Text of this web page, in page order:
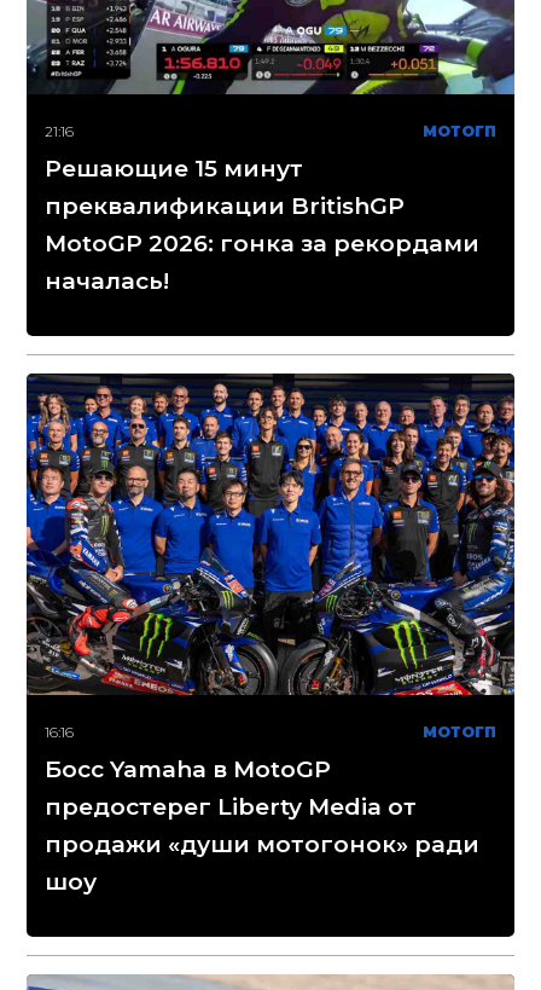
21:16 МОТОГП
Решающие 15 минут
преквалификации BritishGP
MotoGP 2026: гонка за рекордами
началась!
16:16 МОТОГП
Босс Yamaha в MotoGP
предостерег Liberty Media от
продажи «души мотогонок» ради
шоу